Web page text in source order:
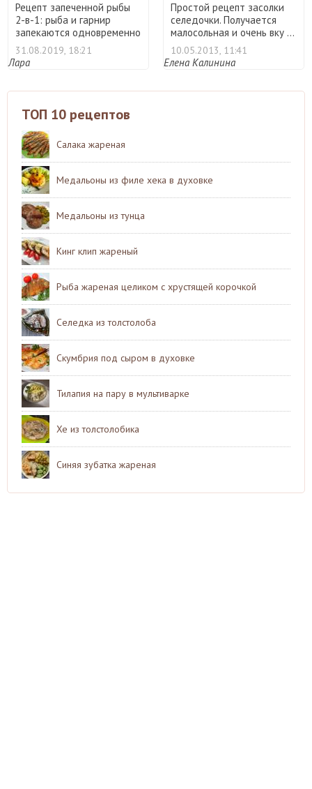
Рецепт запеченной рыбы
2-в-1: рыба и гарнир
запекаются одновременно
...
31.08.2019, 18:21
Лара
Простой рецепт засолки
селедочки. Получается
малосольная и очень вку ...
10.05.2013, 11:41
Елена Калинина
ТОП 10 рецептов
Салака жареная
Медальоны из филе хека в духовке
Медальоны из тунца
Кинг клип жареный
Рыба жареная целиком с хрустящей корочкой
Селедка из толстолоба
Скумбрия под сыром в духовке
Тилапия на пару в мультиварке
Хе из толстолобика
Синяя зубатка жареная